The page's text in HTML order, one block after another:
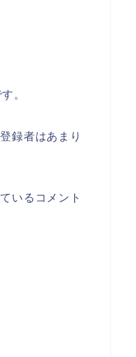
。
録者はあまり
いるコメント